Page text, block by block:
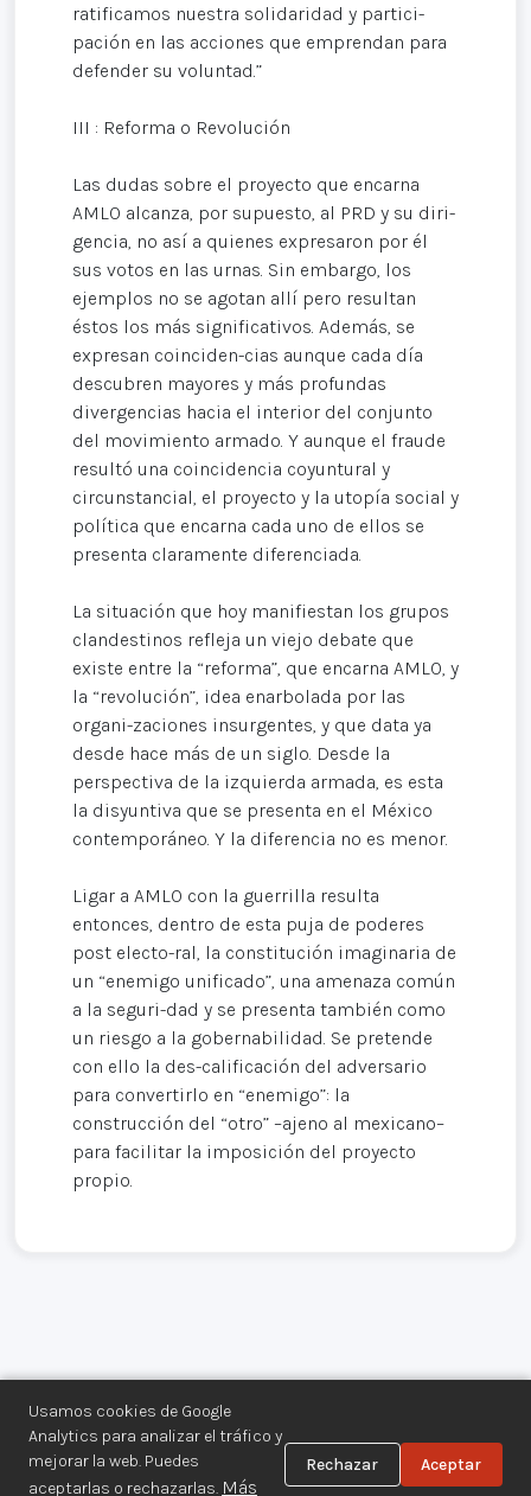
Usamos cookies de Google
Analytics para analizar el tráfico y
mejorar la web. Puedes
aceptarlas o rechazarlas. Más
Rechazar Aceptar
ratificamos nuestra solidaridad y partici-
pación en las acciones que emprendan para
defender su voluntad.”
III : Reforma o Revolución
Las dudas sobre el proyecto que encarna
AMLO alcanza, por supuesto, al PRD y su diri-
gencia, no así a quienes expresaron por él
sus votos en las urnas. Sin embargo, los
ejemplos no se agotan allí pero resultan
éstos los más significativos. Además, se
expresan coinciden-cias aunque cada día
descubren mayores y más profundas
divergencias hacia el interior del conjunto
del movimiento armado. Y aunque el fraude
resultó una coincidencia coyuntural y
circunstancial, el proyecto y la utopía social y
política que encarna cada uno de ellos se
presenta claramente diferenciada.
La situación que hoy manifiestan los grupos
clandestinos refleja un viejo debate que
existe entre la “reforma”, que encarna AMLO, y
la “revolución”, idea enarbolada por las
organi-zaciones insurgentes, y que data ya
desde hace más de un siglo. Desde la
perspectiva de la izquierda armada, es esta
la disyuntiva que se presenta en el México
contemporáneo. Y la diferencia no es menor.
Ligar a AMLO con la guerrilla resulta
entonces, dentro de esta puja de poderes
post electo-ral, la constitución imaginaria de
un “enemigo unificado”, una amenaza común
a la seguri-dad y se presenta también como
un riesgo a la gobernabilidad. Se pretende
con ello la des-calificación del adversario
para convertirlo en “enemigo”: la
construcción del “otro” –ajeno al mexicano–
para facilitar la imposición del proyecto
propio.
Centro de Documentación de los